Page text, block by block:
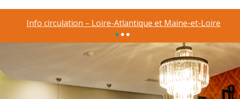
Info circulation – Loire-Atlantique et Maine-et-Loire